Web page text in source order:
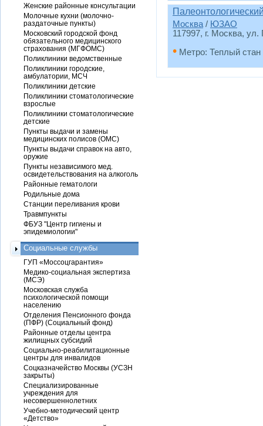
Москва / ЮЗАО
117997, г. Москва,
• Метро: Теплый стан
Женские районные консультации
Молочные кухни (молочно-
раздаточные пункты)
Московский городской фонд
обязательного медицинского
страхования (МГФОМС)
Поликлиники ведомственные
Поликлиники городские,
амбулатории, МСЧ
Поликлиники детские
Поликлиники стоматологические
взрослые
Поликлиники стоматологические
детские
Пункты выдачи и замены
медицинских полисов (ОМС)
Пункты выдачи справок на авто,
оружие
Пункты независимого мед.
освидетельствования на алкоголь
Районные гематологи
Родильные дома
Станции переливания крови
Травмпункты
ФБУЗ "Центр гигиены и
эпидемиологии"
Социальные службы
ГУП «Моссоцгарантия»
Медико-социальная экспертиза
(МСЭ)
Московская служба
психологической помощи
населению
Отделения Пенсионного фонда
(ПФР) (Социальный фонд)
Районные отделы центра
жилищных субсидий
Социально-реабилитационные
центры для инвалидов
Соцказначейство Москвы (УСЗН
закрыты)
Специализированные
учреждения для
несовершеннолетних
Учебно-методический центр
«Детство»